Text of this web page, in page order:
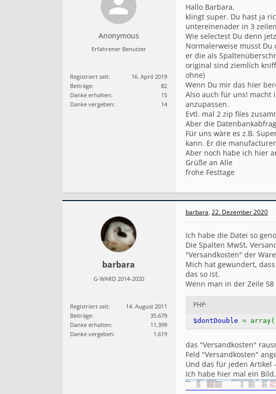
Anonymous
Erfahrener Benutzer
Registriert seit:
16. April 2019
Beiträge:
82
Danke erhalten:
15
Danke vergeben:
14
Hallo Barbara,
klingt super. Du hast ja
untereinenader in 3
Wie selectest Du denn
Normalerweise musst
er die als
original sind ziemlich
ohne)
Wenn Du mir das hier
Also auch für uns! macht
anzupassen.
Evtl. mal 2 zip files
Aber die
Für uns wäre es z.B.
kann. Er die
Aber noch habe ich hier
Grüße an Alle
frohe Festtage
barbara
G-WARD 2014-2020
Registriert seit:
14. August 2011
Beiträge:
35.679
Danke erhalten:
11.399
Danke vergeben:
1.619
barbara, 22. Dezember 2020
Ich habe die Datei so
Die Spalten MwSt,
"Versandkosten" der
Mich hat gewundert,
das so ist.
Wenn man in der Zeile 58
PHP:
$dontDouble = array(
das "Versandkosten"
Feld "Versandkosten"
Und das für jeden Artikel
Ich habe hier mal ein